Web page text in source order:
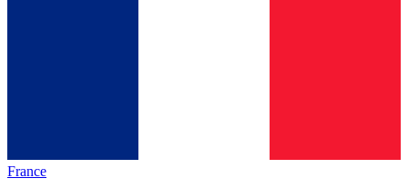
France